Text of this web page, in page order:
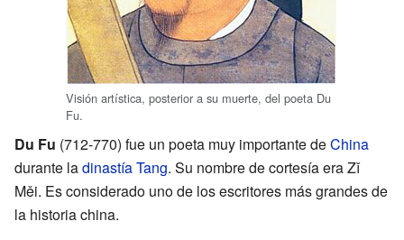
Visión artística, posterior a su muerte, del poeta Du
Fu.
Du Fu (712-770) fue un poeta muy importante deChina
durante ladinastía Tang. Su nombre de cortesía era Zǐ
Měi. Es considerado uno de los escritores más grandes de
la historia china.